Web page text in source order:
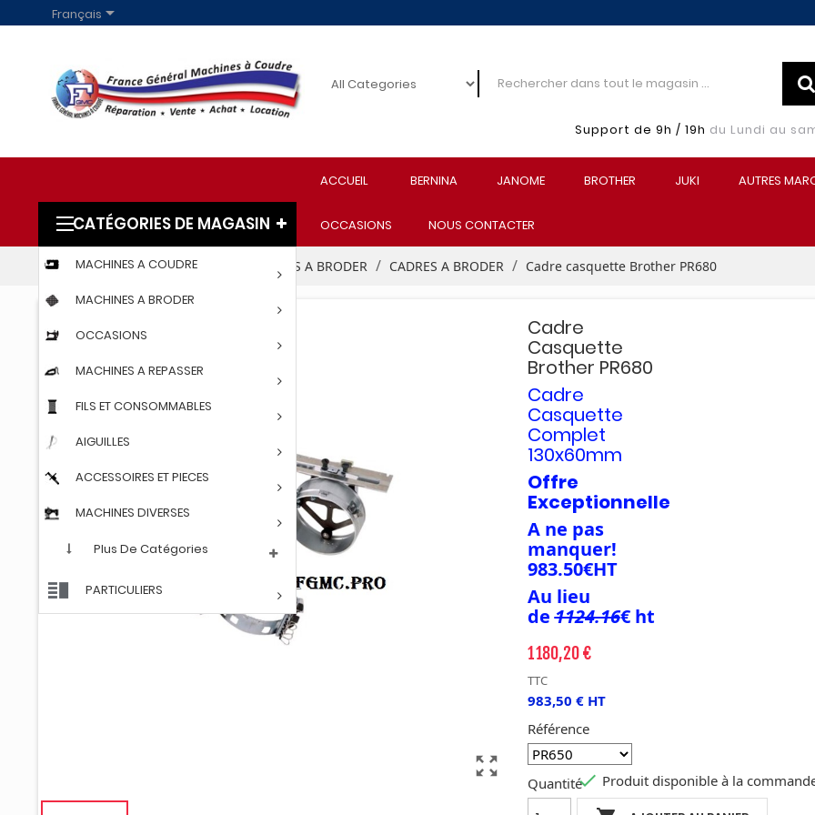
Français
Support de 9h / 19h du Lundi au
ACCUEIL BERNINA JANOME BROTHER JUKI AUTRES
OCCASIONS NOUS CONTACTER
CATÉGORIES DE MAGASIN
MACHINES A COUDRE
MACHINES A BRODER
OCCASIONS
MACHINES A REPASSER
FILS ET CONSOMMABLES
AIGUILLES
ACCESSOIRES ET PIECES
MACHINES DIVERSES
Plus De Catégories
PARTICULIERS
Accueil PROFESSIONNELS MACHINES A BRODER CADRES A BRODER Cadre casquette Brother PR680
zoom_out_map
Cadre
Casquette
Brother PR680
Cadre
Casquette
Complet
130x60mm
Offre
Exceptionnelle
A ne pas
manquer!
983.50€HT
Au lieu
de1124.16€ ht
1 180,20 €
TTC
983,50 € HT
Référence
Quantité Produit disponible à la